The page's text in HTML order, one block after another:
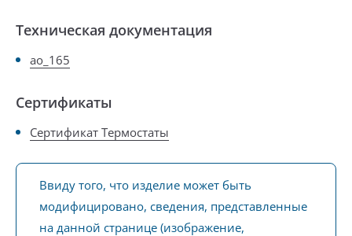
Техническая документация
ao_165
Сертификаты
Сертификат Термостаты
Ввиду того, что изделие может быть
модифицировано, сведения, представленные
на данной странице (изображение,